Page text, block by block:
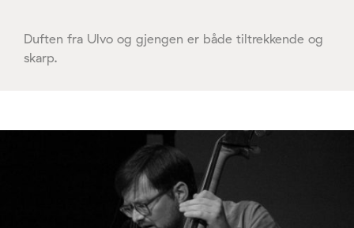
Duften fra Ulvo og gjengen er både tiltrekkende og
skarp.